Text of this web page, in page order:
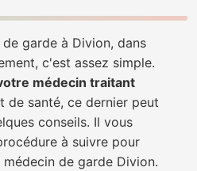
garde à Divion, dans
c'est assez simple.
médecin traitant
de santé, ce dernier peut
conseils. Il vous
à suivre pour
de garde Divion.